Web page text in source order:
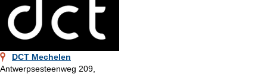
DCT Mechelen
Antwerpsesteenweg 209,